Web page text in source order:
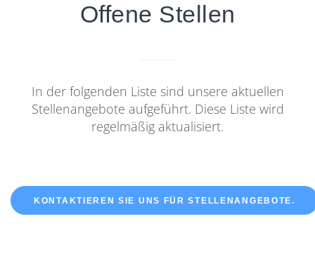
Offene Stellen
In der folgenden Liste sind unsere aktuellen
Stellenangebote aufgeführt. Diese Liste wird
regelmäßig aktualisiert.
KONTAKTIEREN SIE UNS FÜR STELLENANGEBOTE.